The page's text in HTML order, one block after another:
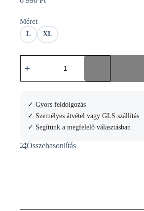
Méret
L XL
Joma
Versalles
Sleeve
mennyiség
✓ Gyors feldolgozás
✓ Személyes átvétel vagy GLS szállítás
✓ Segítünk a megfelelő választásban
Összehasonlítás